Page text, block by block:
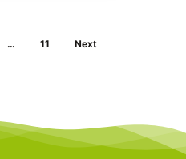
… 11 Next